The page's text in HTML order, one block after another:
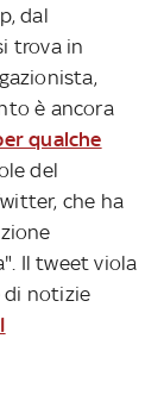
dal
trova in
è ancora
qualche
del
che ha
Il tweet viola
di notizie